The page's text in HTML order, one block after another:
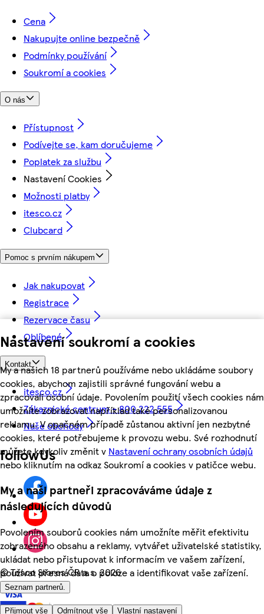
Nastavení soukromí a cookies
My a našich 18 partnerů používáme nebo ukládáme soubory
cookies, abychom zajistili správné fungování webu a
zpracovali osobní údaje. Povolením použití všech cookies nám
umožníte zobrazovat například také personalizovanou
reklamu. V opačném případě zůstanou aktivní jen nezbytné
cookies, které potřebujeme k provozu webu. Své rozhodnutí
můžete kdykoliv změnit v Nastavení ochrany osobních údajů
nebo kliknutím na odkaz Soukromí a cookies v patičce webu.
My a naši partneři zpracováváme údaje z
následujících důvodů
Povolením souborů cookies nám umožníte měřit efektivitu
zobrazeného obsahu a reklamy, vytvářet uživatelské statistiky,
ukládat nebo přistupovat k informacím ve vašem zařízení,
používat přesná data o poloze a identifikovat vaše zařízení.
Seznam partnerů.
Přijmout vše Odmítnout vše Vlastní nastavení
Cena
Nakupujte online bezpečně
Podmínky používání
Soukromí a cookies
O nás
Přístupnost
Podívejte se, kam doručujeme
Poplatek za službu
Nastavení Cookies
Možnosti platby
itesco.cz
Clubcard
Pomoc s prvním nákupem
Jak nakupovat
Registrace
Rezervace času
Oblíbené
Kontakt
itesco.cz
Zákaznické centrum - 800 222 555
Naše obchody
followUs
©Tesco Stores ČR a.s. 2026